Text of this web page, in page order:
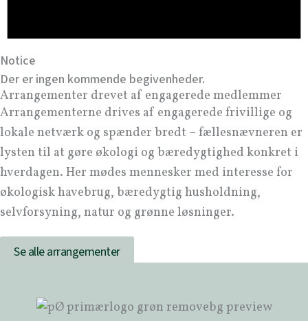
Notice
Der er ingen kommende begivenheder.
Arrangementer drevet af engagerede medlemmer
Arrangementerne drives af engagerede frivillige og
lokale netværk og spænder bredt – fællesnævneren er
lysten til at gøre økologi og bæredygtighed konkret i
hverdagen. Her mødes mennesker med interesse for
økologisk havebrug, bæredygtig husholdning,
selvforsyning, natur og grønne løsninger.
Se alle arrangementer